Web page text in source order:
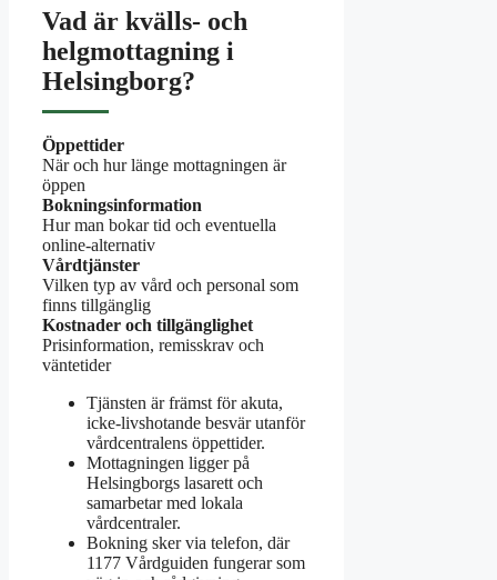
Vad är kvälls- och
helgmottagning i
Helsingborg?
Öppettider
När och hur länge mottagningen är
öppen
Bokningsinformation
Hur man bokar tid och eventuella
online-alternativ
Vårdtjänster
Vilken typ av vård och personal som
finns tillgänglig
Kostnader och tillgänglighet
Prisinformation, remisskrav och
väntetider
Tjänsten är främst för akuta,
icke-livshotande besvär utanför
vårdcentralens öppettider.
Mottagningen ligger på
Helsingborgs lasarett och
samarbetar med lokala
vårdcentraler.
Bokning sker via telefon, där
1177 Vårdguiden fungerar som